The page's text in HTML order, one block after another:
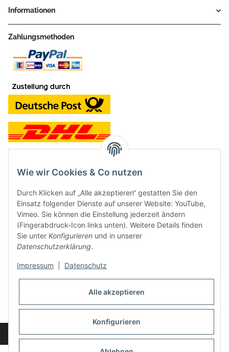
Informationen
Zahlungsmethoden
Neben dem Onlineshop haben wir ein Ladengeschäft in Hütten:
Frontline Games
Färbereiweg 3A
24358 Hütten
Oder mit Terminvereinbarung
info@frontlinegames.de
Widerrufsbutton
* Alle Preise inkl. gesetzlicher USt., zzgl.Versand
Wie wir Cookies & Co nutzen
Durch Klicken auf „Alle akzeptieren“ gestatten Sie den
Einsatz folgender Dienste auf unserer Website: YouTube,
Vimeo. Sie können die Einstellung jederzeit ändern
(Fingerabdruck-Icon links unten). Weitere Details finden
Sie unter Konfigurieren und in unserer
Datenschutzerklärung.
Impressum Datenschutz
Alle akzeptieren
Konfigurieren